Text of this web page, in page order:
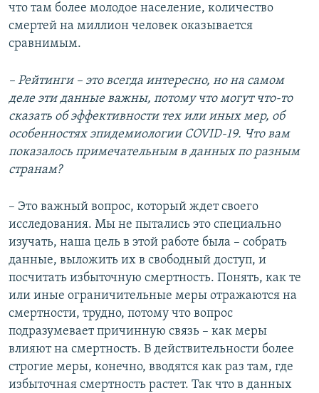
что там более молодое население, количество
смертей на миллион человек оказывается
сравнимым.
– Рейтинги – это всегда интересно, но на самом
деле эти данные важны, потому что могут что-то
сказать об эффективности тех или иных мер, об
особенностях эпидемиологии COVID-19. Что вам
показалось примечательным в данных по разным
странам?
– Это важный вопрос, который ждет своего
исследования. Мы не пытались это специально
изучать, наша цель в этой работе была – собрать
данные, выложить их в свободный доступ, и
посчитать избыточную смертность. Понять, как те
или иные ограничительные меры отражаются на
смертности, трудно, потому что вопрос
подразумевает причинную связь – как меры
влияют на смертность. В действительности более
строгие меры, конечно, вводятся как раз там, где
избыточная смертность растет. Так что в данных